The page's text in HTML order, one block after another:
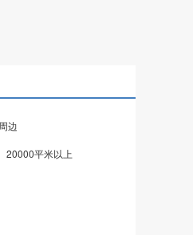
边
20000平米以上